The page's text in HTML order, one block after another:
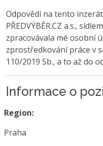
Odpovědí na tento
PŘEDVÝBĚR.CZ a.s.,
zpracovávala mé osobní
zprostředkování práce v
110/2019 Sb., a to až do
Informace o
Region:
Praha